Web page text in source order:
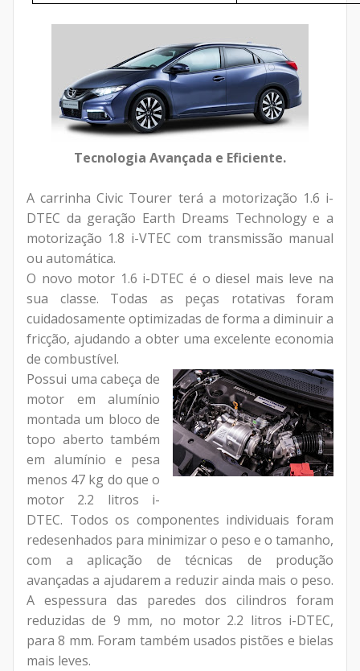
Tecnologia Avançada e Eficiente.
A carrinha Civic Tourer terá a motorização 1.6 i-
DTEC da geração Earth Dreams Technology e a
motorização 1.8 i-VTEC com transmissão manual
ou automática.
O novo motor 1.6 i-DTEC é o diesel mais leve na
sua classe. Todas as peças rotativas foram
cuidadosamente optimizadas de forma a diminuir a
fricção, ajudando a obter uma excelente economia
de combustível.
Possui uma cabeça de
motor em alumínio
montada um bloco de
topo aberto também
em alumínio e pesa
menos 47 kg do que o
motor 2.2 litros i-
DTEC. Todos os componentes individuais foram
redesenhados para minimizar o peso e o tamanho,
com a aplicação de técnicas de produção
avançadas a ajudarem a reduzir ainda mais o peso.
A espessura das paredes dos cilindros foram
reduzidas de 9 mm, no motor 2.2 litros i-DTEC,
para 8 mm. Foram também usados pistões e bielas
mais leves.